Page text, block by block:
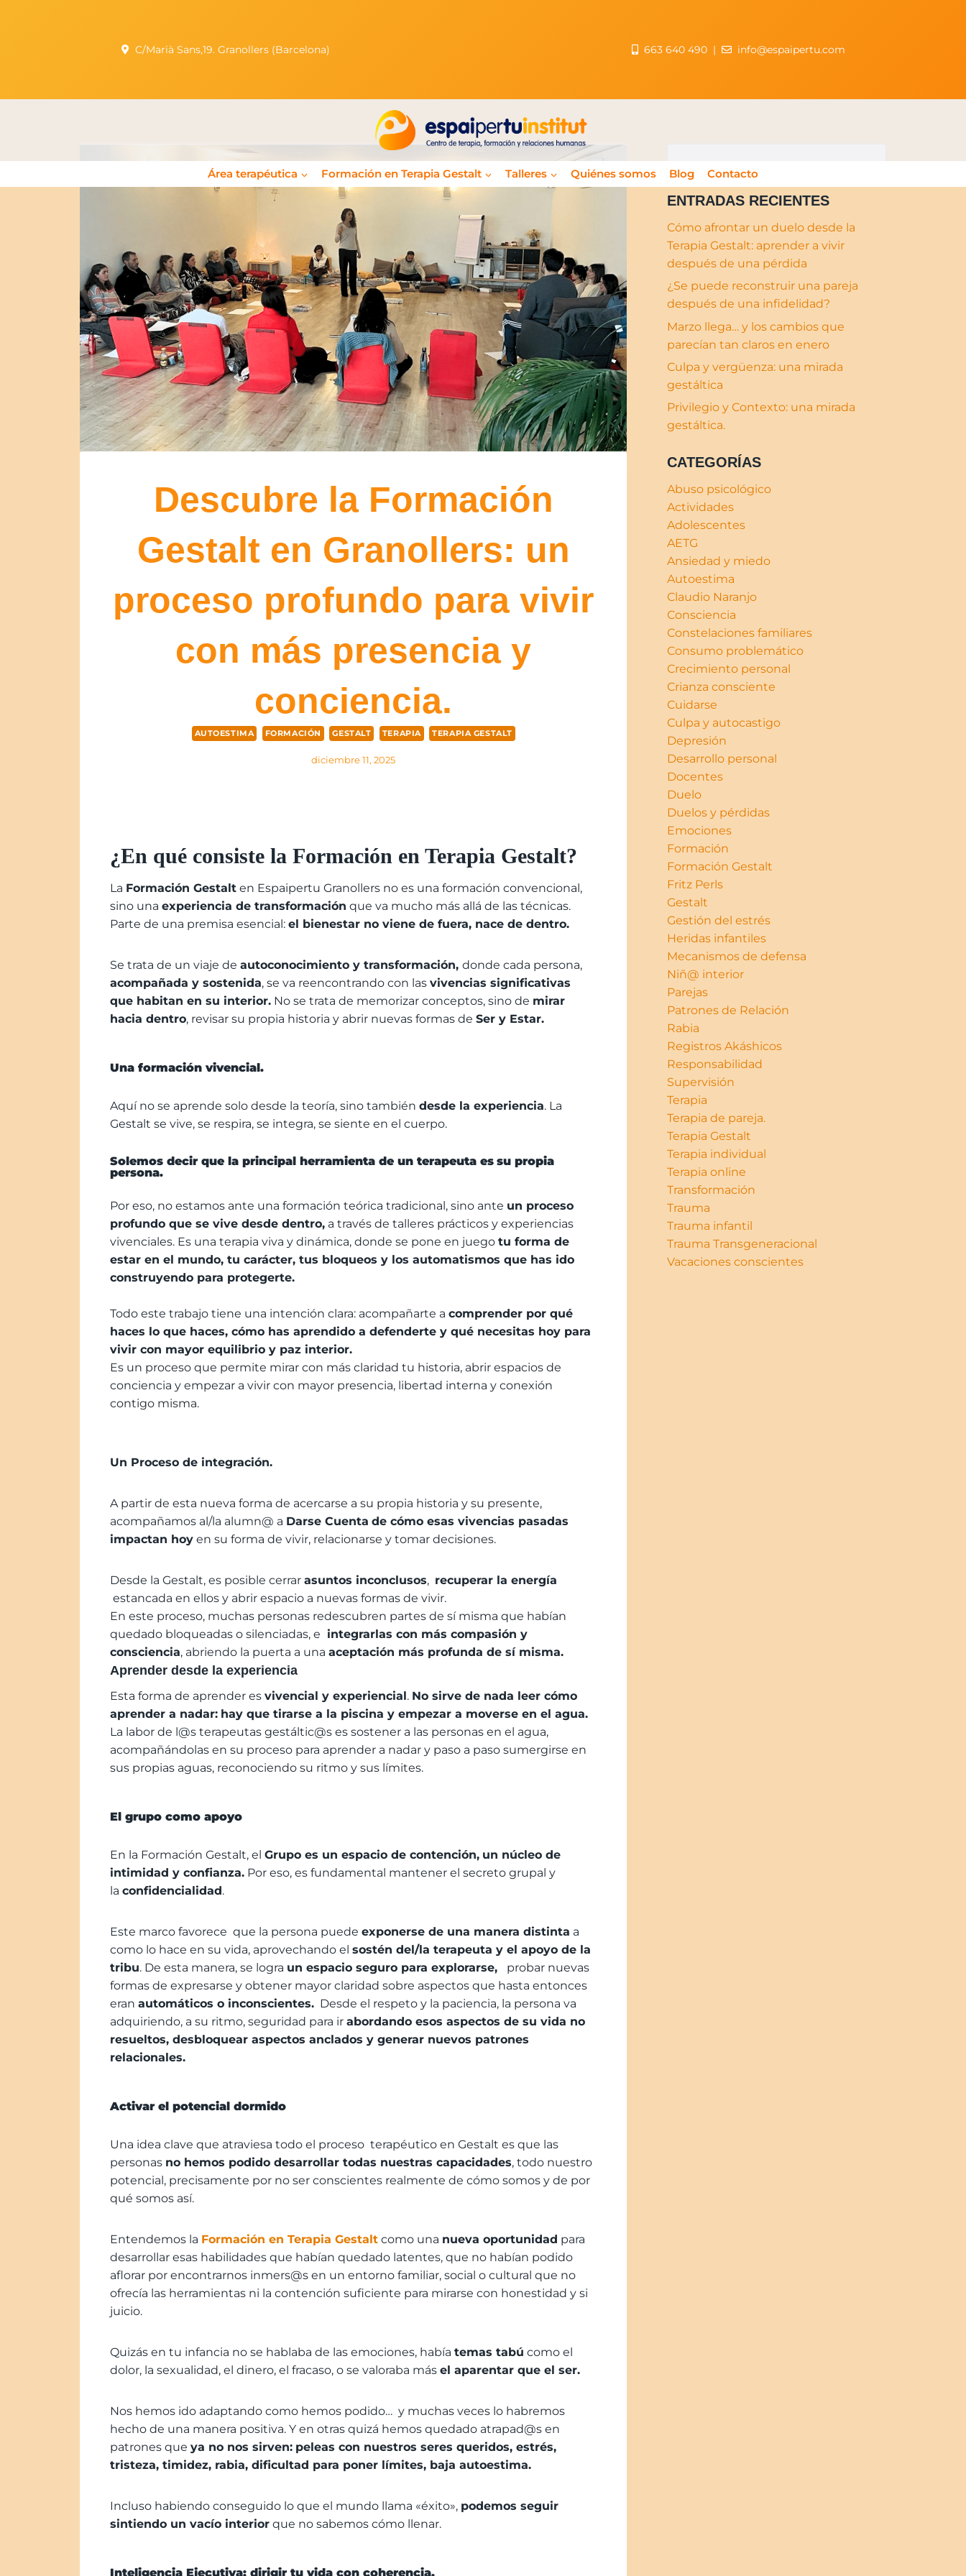
C/Marià Sans,19. Granollers (Barcelona) 663 640 490| info@espaipertu.com
Área terapéutica Formación en Terapia Gestalt Talleres Quiénes somos Blog Contacto
Descubre la Formación
Gestalt en Granollers: un
proceso profundo para vivir
con más presencia y
conciencia.
AUTOESTIMA FORMACIÓN GESTALT TERAPIA TERAPIA GESTALT
diciembre 11, 2025
¿En qué consiste la Formación en Terapia Gestalt?
La Formación Gestalt en Espaipertu Granollers no es una formación convencional,
sino una experiencia de transformación que va mucho más allá de las técnicas.
Parte de una premisa esencial: el bienestar no viene de fuera, nace de dentro.
Se trata de un viaje de autoconocimiento y transformación, donde cada persona,
acompañada y sostenida, se va reencontrando con las vivencias significativas
que habitan en su interior. No se trata de memorizar conceptos, sino de mirar
hacia dentro, revisar su propia historia y abrir nuevas formas de Ser y Estar.
Una formación vivencial.
Aquí no se aprende solo desde la teoría, sino también desde la experiencia. La
Gestalt se vive, se respira, se integra, se siente en el cuerpo.
Solemos decir que la principal herramienta de un terapeuta es su propia
persona.
Por eso, no estamos ante una formación teórica tradicional, sino ante un proceso
profundo que se vive desde dentro, a través de talleres prácticos y experiencias
vivenciales. Es una terapia viva y dinámica, donde se pone en juego tu forma de
estar en el mundo, tu carácter, tus bloqueos y los automatismos que has ido
construyendo para protegerte.
Todo este trabajo tiene una intención clara: acompañarte a comprender por qué
haces lo que haces, cómo has aprendido a defenderte y qué necesitas hoy para
vivir con mayor equilibrio y paz interior.
Es un proceso que permite mirar con más claridad tu historia, abrir espacios de
conciencia y empezar a vivir con mayor presencia, libertad interna y conexión
contigo misma.
Un Proceso de integración.
A partir de esta nueva forma de acercarse a su propia historia y su presente,
acompañamos al/la alumn@ a Darse Cuenta de cómo esas vivencias pasadas
impactan hoy en su forma de vivir, relacionarse y tomar decisiones.
Desde la Gestalt, es posible cerrar asuntos inconclusos, recuperar la energía
estancada en ellos y abrir espacio a nuevas formas de vivir.
En este proceso, muchas personas redescubren partes de sí misma que habían
quedado bloqueadas o silenciadas, e integrarlas con más compasión y
consciencia, abriendo la puerta a una aceptación más profunda de sí misma.
Aprender desde la experiencia
Esta forma de aprender es vivencial y experiencial. No sirve de nada leer cómo
aprender a nadar: hay que tirarse a la piscina y empezar a moverse en el agua.
La labor de l@s terapeutas gestáltic@s es sostener a las personas en el agua,
acompañándolas en su proceso para aprender a nadar y paso a paso sumergirse en
sus propias aguas, reconociendo su ritmo y sus límites.
El grupo como apoyo
En la Formación Gestalt, el Grupo es un espacio de contención, un núcleo de
intimidad y confianza. Por eso, es fundamental mantener el secreto grupal y
la confidencialidad.
Este marco favorece que la persona puede exponerse de una manera distinta a
como lo hace en su vida, aprovechando el sostén del/la terapeuta y el apoyo de la
tribu. De esta manera, se logra un espacio seguro para explorarse,
probar nuevas
formas de expresarse y obtener mayor claridad sobre aspectos que hasta entonces
eran automáticos o inconscientes. Desde el respeto y la paciencia, la persona va
adquiriendo, a su ritmo, seguridad para ir abordando esos aspectos de su vida no
resueltos, desbloquear aspectos anclados y generar nuevos patrones
relacionales.
Activar el potencial dormido
Una idea clave que atraviesa todo el proceso terapéutico en Gestalt es que las
personas no hemos podido desarrollar todas nuestras capacidades, todo nuestro
potencial, precisamente por no ser conscientes realmente de cómo somos y de por
qué somos así.
Entendemos la Formación en Terapia Gestalt como una nueva oportunidad para
desarrollar esas habilidades que habían quedado latentes, que no habían podido
aflorar por encontrarnos inmers@s en un entorno familiar, social o cultural que no
ofrecía las herramientas ni la contención suficiente para mirarse con honestidad y si
juicio.
Quizás en tu infancia no se hablaba de las emociones, había temas tabú como el
dolor, la sexualidad, el dinero, el fracaso, o se valoraba más el aparentar que el ser.
Nos hemos ido adaptando como hemos podido… y muchas veces lo habremos
hecho de una manera positiva. Y en otras quizá hemos quedado atrapad@s en
patrones que ya no nos sirven: peleas con nuestros seres queridos, estrés,
tristeza, timidez, rabia, dificultad para poner límites, baja autoestima.
Incluso habiendo conseguido lo que el mundo llama «éxito», podemos seguir
sintiendo un vacío interior que no sabemos cómo llenar.
Inteligencia Ejecutiva: dirigir tu vida con coherencia.
ENTRADAS RECIENTES
Cómo afrontar un duelo desde la
Terapia Gestalt: aprender a vivir
después de una pérdida
¿Se puede reconstruir una pareja
después de una infidelidad?
Marzo llega… y los cambios que
parecían tan claros en enero
Culpa y vergüenza: una mirada
gestáltica
Privilegio y Contexto: una mirada
gestáltica.
CATEGORÍAS
Abuso psicológico
Actividades
Adolescentes
AETG
Ansiedad y miedo
Autoestima
Claudio Naranjo
Consciencia
Constelaciones familiares
Consumo problemático
Crecimiento personal
Crianza consciente
Cuidarse
Culpa y autocastigo
Depresión
Desarrollo personal
Docentes
Duelo
Duelos y pérdidas
Emociones
Formación
Formación Gestalt
Fritz Perls
Gestalt
Gestión del estrés
Heridas infantiles
Mecanismos de defensa
Niñ@ interior
Parejas
Patrones de Relación
Rabia
Registros Akáshicos
Responsabilidad
Supervisión
Terapia
Terapia de pareja.
Terapia Gestalt
Terapia individual
Terapia online
Transformación
Trauma
Trauma infantil
Trauma Transgeneracional
Vacaciones conscientes